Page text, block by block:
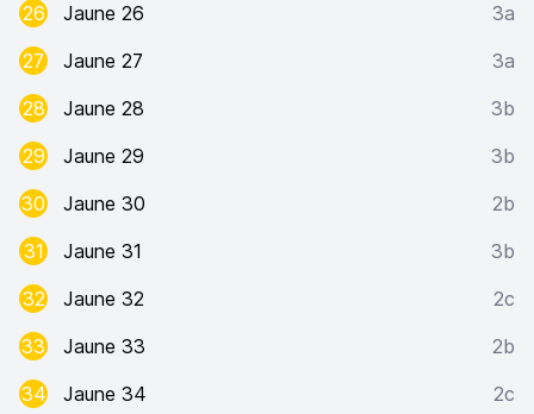
26
Jaune 26
3a
27
Jaune 27
3a
28
Jaune 28
3b
29
Jaune 29
3b
30
Jaune 30
2b
31
Jaune 31
3b
32
Jaune 32
2c
33
Jaune 33
2b
34
Jaune 34
2c